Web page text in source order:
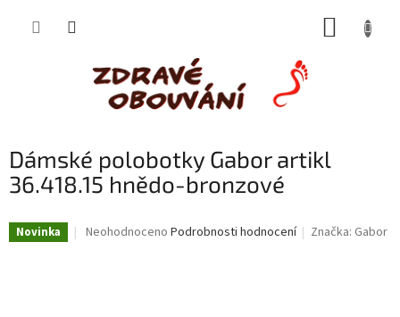
Dámské polobotky Gabor artikl
36.418.15 hnědo-bronzové
Novinka
Průměrné
Neohodnoceno Podrobnosti hodnocení Značka: Gabor